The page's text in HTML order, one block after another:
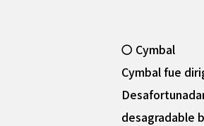
〇 Cymbal
Cymbal fue
desagradable